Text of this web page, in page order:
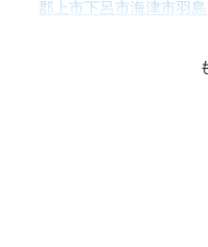
郡上市下呂市海津市羽
加茂郡